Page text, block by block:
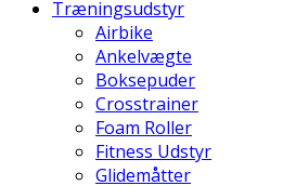
Træningsudstyr
Airbike
Ankelvægte
Boksepuder
Crosstrainer
Foam Roller
Fitness Udstyr
Glidemåtter